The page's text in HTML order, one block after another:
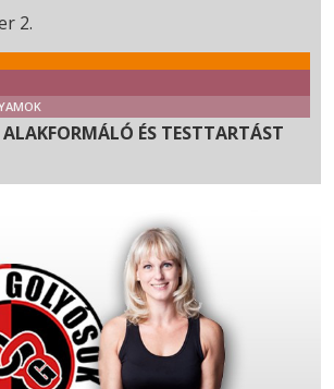
2.
ÉS TESTTARTÁST